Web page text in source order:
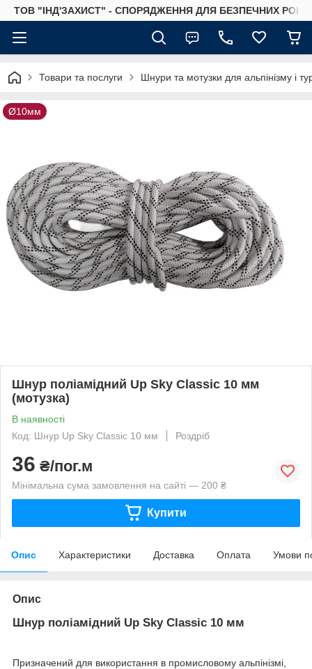
ТОВ "ІНД'ЗАХИСТ" - СПОРЯДЖЕННЯ ДЛЯ БЕЗПЕЧНИХ
Товари та послуги Шнури та мотузки для альпінізму і
Ø10мм
Шнур поліамідний Up Sky Classic 10 мм
(мотузка)
В наявності
Код: Шнур Up Sky Classic 10 мм
Роздріб
36 ₴/пог.м
Мінімальна сума замовлення на сайті — 200 ₴
Купити
Опис Характеристики Доставка Оплата Умови
Опис
Шнур поліамідний Up Sky Classic 10 мм
Призначений для використання в промисловому альпінізмі,